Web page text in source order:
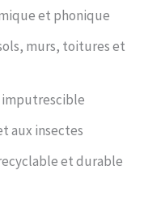
et phonique
murs, toitures et
imputrescible
aux insectes
et durable